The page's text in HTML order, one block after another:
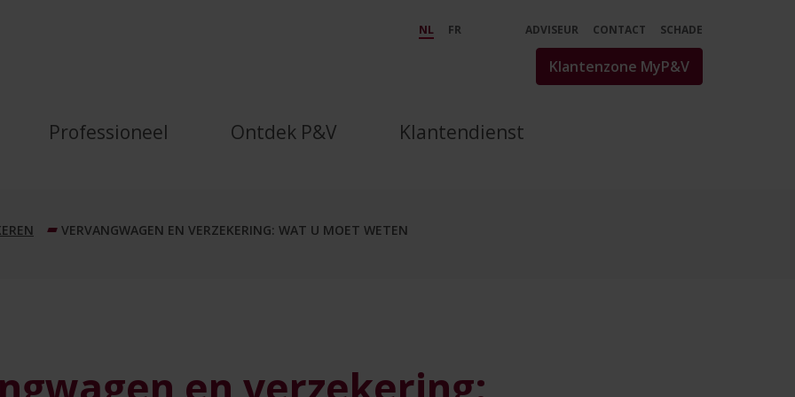
vragen rond verzekering - P&amp;V
NL FR ADVISEUR CONTACT SCHADE
Klantenzone MyP&V
Professioneel Ontdek P&V Klantendienst
VERVANGWAGEN EN VERZEKERING: WAT U MOET WETEN